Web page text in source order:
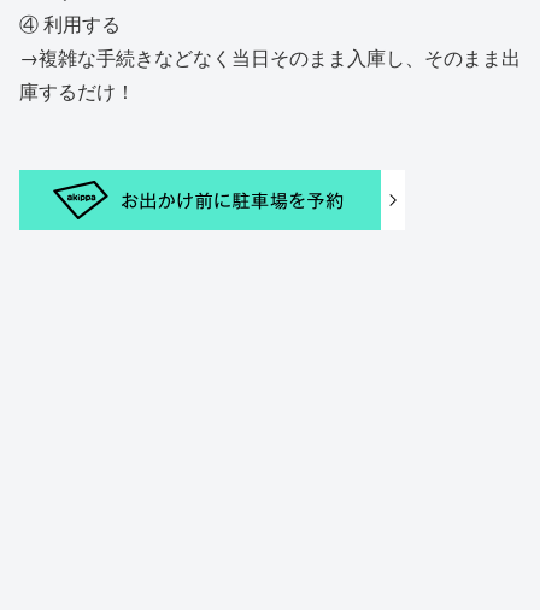
④ 利用する
→複雑な手続きなどなく当日そのまま入庫し、そのまま出
庫するだけ！